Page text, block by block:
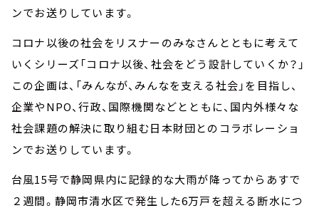
ンでお送りしています。
コロナ以後の社会をリスナーのみなさんとともに考えて
いくシリーズ「コロナ以後、社会をどう設計していくか？」
この企画は、「みんなが、みんなを支える社会」を目指し、
企業やNPO、行政、国際機関などとともに、国内外様々な
社会課題の解決に取り組む日本財団とのコラボレーショ
ンでお送りしています。
台風15号で静岡県内に記録的な大雨が降ってからあすで
２週間。静岡市清水区で発生した6万戸を超える断水につ